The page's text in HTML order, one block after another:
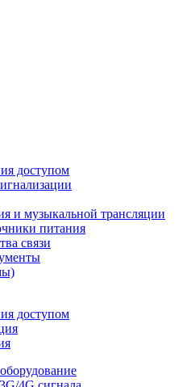
доступом
и музыкальной трансляции
питания
связи
доступом